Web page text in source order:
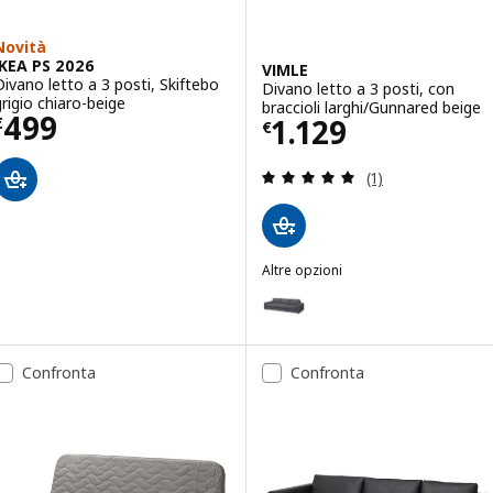
PS 2026
letto a 3 posti, Skiftebo
chiaro-beige
499 € 499
VIMLE
Divano letto a 3 posti, con
braccioli larghi/Gunnared beige
€1.129
Prezzo € 1129
Recensione: 5
(1)
Altre opzioni
Opzione: VIMLE, Divano letto
Opzione: VIMLE, Divano letto
Opzione: VIMLE, Divano letto
Opzione: VIMLE, Divano letto
Confronta Confronta